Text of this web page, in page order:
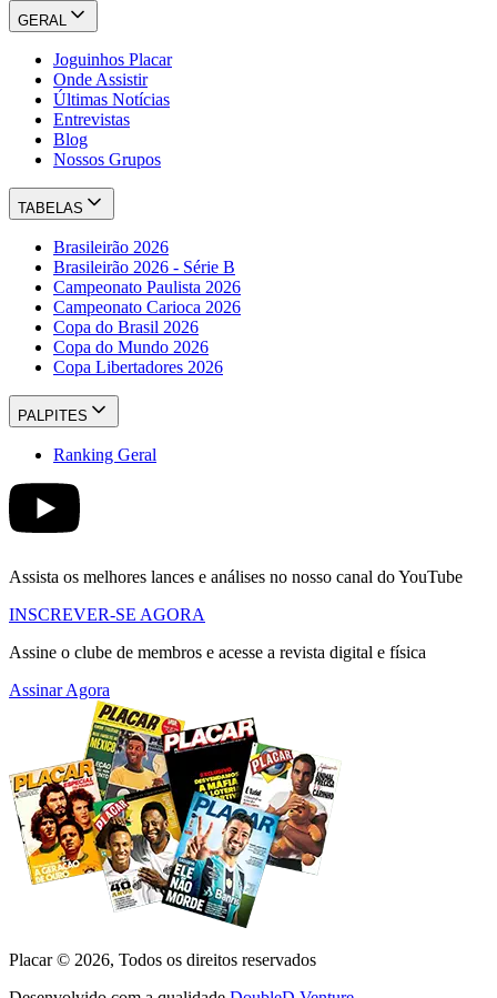
GERAL
Joguinhos Placar
Onde Assistir
Últimas Notícias
Entrevistas
Blog
Nossos Grupos
TABELAS
Brasileirão 2026
Brasileirão 2026 - Série B
Campeonato Paulista 2026
Campeonato Carioca 2026
Copa do Brasil 2026
Copa do Mundo 2026
Copa Libertadores 2026
PALPITES
Ranking Geral
Assista os melhores lances e análises no nosso canal do YouTube
INSCREVER-SE AGORA
Assine o clube de membros e acesse a revista digital e física
Assinar Agora
Placar © 2026, Todos os direitos reservados